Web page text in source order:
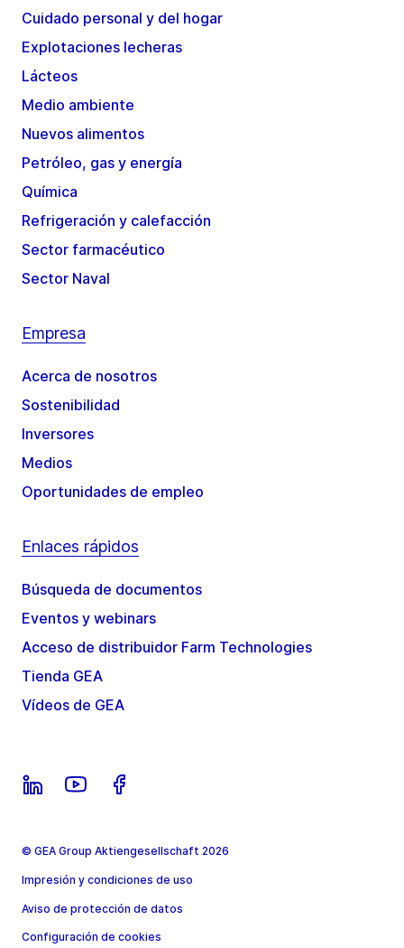
Cuidado personal y del hogar
Explotaciones lecheras
Lácteos
Medio ambiente
Nuevos alimentos
Petróleo, gas y energía
Química
Refrigeración y calefacción
Sector farmacéutico
Sector Naval
Empresa
Acerca de nosotros
Sostenibilidad
Inversores
Medios
Oportunidades de empleo
Enlaces rápidos
Búsqueda de documentos
Eventos y webinars
Acceso de distribuidor Farm Technologies
Tienda GEA
Vídeos de GEA
© GEA Group Aktiengesellschaft 2026
Impresión y condiciones de uso
Aviso de protección de datos
Configuración de cookies